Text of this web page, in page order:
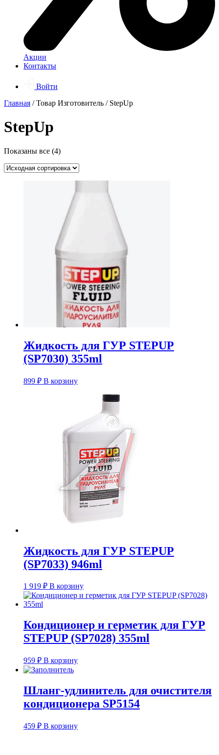
Акции
Контакты
Войти
Главная / Товар Изготовитель / StepUp
StepUp
Показаны все (4)
Жидкость для ГУР STEPUP
(SP7030) 355ml
899 ₽ В корзину
Жидкость для ГУР STEPUP
(SP7033) 946ml
1 919 ₽ В корзину
Кондиционер и герметик для ГУР
STEPUP (SP7028) 355ml
959 ₽ В корзину
Шланг-удлинитель для очистителя
кондиционера SP5154
459 ₽ В корзину